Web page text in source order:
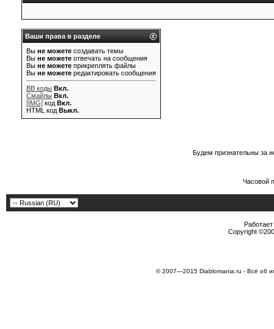
Ваши права в разделе
Вы не можете создавать темы
Вы не можете отвечать на сообщения
Вы не можете прикреплять файлы
Вы не можете редактировать сообщения
BB коды Вкл.
Смайлы Вкл.
[IMG] код Вкл.
HTML код Выкл.
Будем признательны за
Часовой
Copyright
© 2007—2015 Diablomania.ru - Всё об